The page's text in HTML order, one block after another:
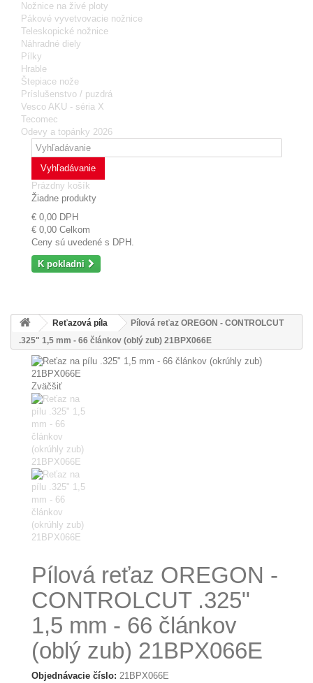
Nožnice na živé ploty
Pákové vyvetvovacie nožnice
Teleskopické nožnice
Náhradné diely
Pílky
Hrable
Štepiace nože
Príslušenstvo / puzdrá
Vesco AKU - séria X
Tecomec
Odevy a topánky 2026
Vyhľadávanie
Prázdny košík
Žiadne produkty
€ 0,00 DPH
€ 0,00 Celkom
Ceny sú uvedené s DPH.
K pokladni
Reťazová píla
Pílová reťaz OREGON - CONTROLCUT
.325" 1,5 mm - 66 článkov (oblý zub) 21BPX066E
Zväčšiť
Pílová reťaz OREGON -
CONTROLCUT .325"
1,5 mm - 66 článkov
(oblý zub) 21BPX066E
Objednávacie číslo: 21BPX066E